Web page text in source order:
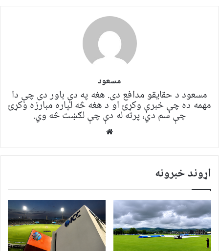
مسعود
مسعود د حقایقو مدافع دی. هغه په ​​​​دې باور دی چې دا
مهمه ده چې خبرې وکړئ او د هغه څه لپاره مبارزه وکړئ
چې سم دي، پرته له دې چې لګښت څه وي.
اړوند خبرونه